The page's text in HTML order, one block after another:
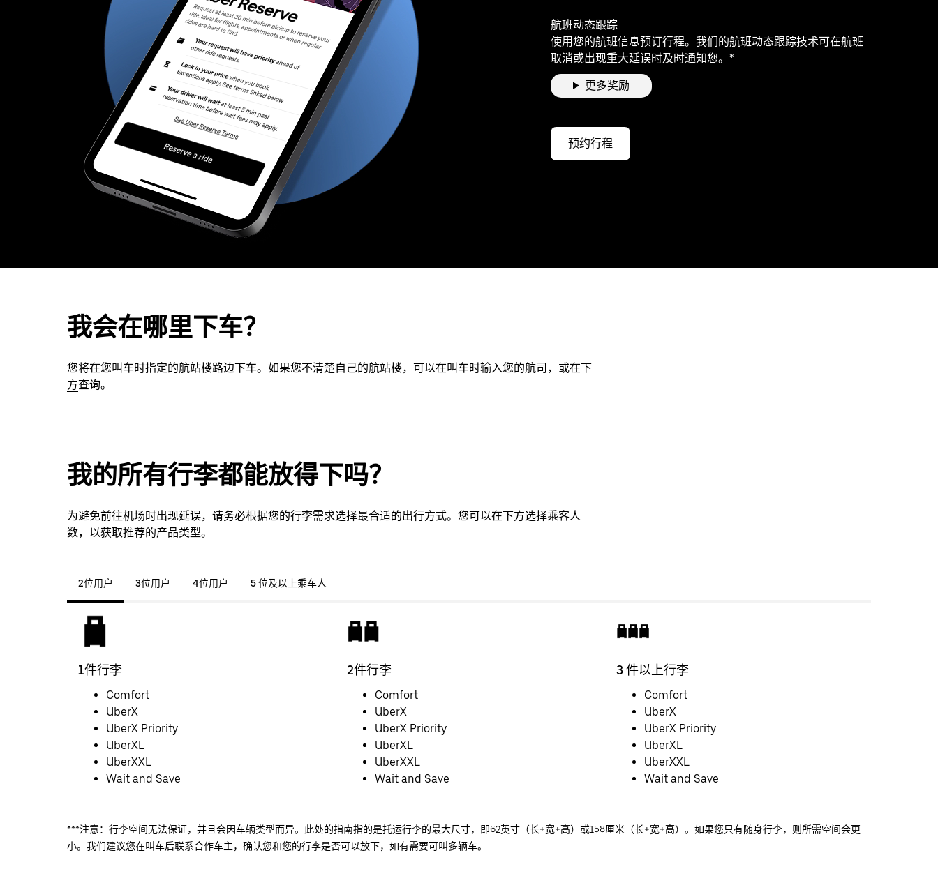
航班动态跟踪
使用您的航班信息预订行程。我们的航班动态跟踪技术可在航班
取消或出现重大延误时及时通知您。*
更多奖励
预约行程
我会在哪里下车？
您将在您叫车时指定的航站楼路边下车。如果您不清楚自己的航站楼，可以在叫车时输入您的航司，或在下
方查询。
我的所有行李都能放得下吗？
为避免前往机场时出现延误，请务必根据您的行李需求选择最合适的出行方式。您可以在下方选择乘客人
数，以获取推荐的产品类型。
2位用户 3位用户 4位用户 5 位及以上乘车人
1件行李
Comfort
UberX
UberX Priority
UberXL
UberXXL
Wait and Save
2件行李
Comfort
UberX
UberX Priority
UberXL
UberXXL
Wait and Save
3 件以上行李
Comfort
UberX
UberX Priority
UberXL
UberXXL
Wait and Save
***注意：行李空间无法保证，并且会因车辆类型而异。此处的指南指的是托运行李的最大尺寸，即62英寸（长+宽+高）或158厘米（长+宽+高）。如果您只有随身行李，则所需空间会更
小。我们建议您在叫车后联系合作车主，确认您和您的行李是否可以放下，如有需要可叫多辆车。